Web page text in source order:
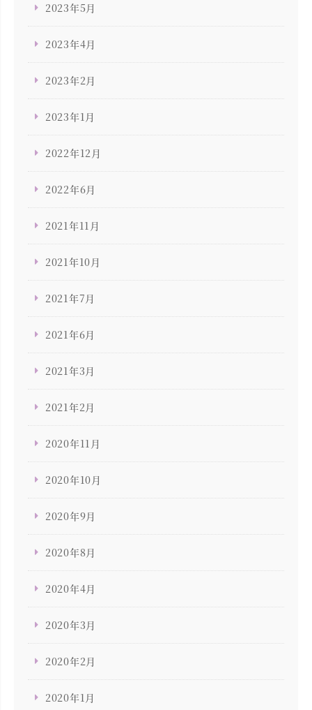
2023年5月
2023年4月
2023年2月
2023年1月
2022年12月
2022年6月
2021年11月
2021年10月
2021年7月
2021年6月
2021年3月
2021年2月
2020年11月
2020年10月
2020年9月
2020年8月
2020年4月
2020年3月
2020年2月
2020年1月